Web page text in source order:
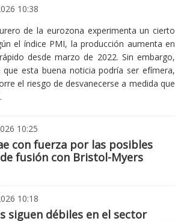
10:38
de la eurozona experimenta un cierto
el índice PMI, la producción aumenta en
desde marzo de 2022. Sin embargo,
que esta buena noticia podría ser efímera,
el riesgo de desvanecerse a medida que
10:25
con fuerza por las posibles
fusión con Bristol-Myers
10:18
siguen débiles en el sector